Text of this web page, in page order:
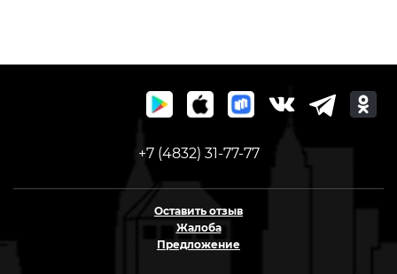
+7 (4832) 31-77-77
Оставить отзыв
Жалоба
Предложение